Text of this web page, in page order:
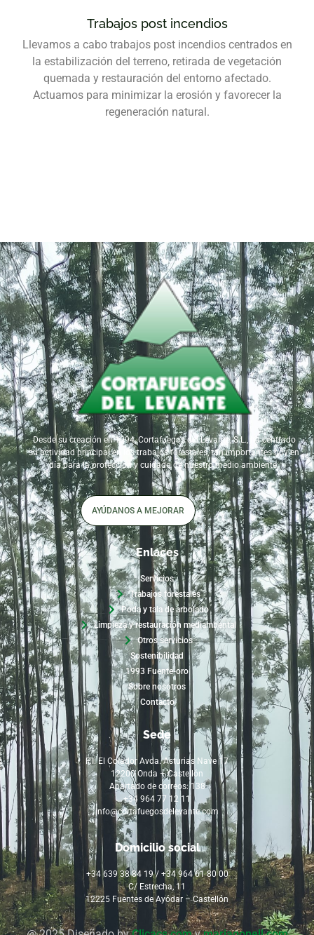
Trabajos post incendios
Llevamos a cabo trabajos post incendios centrados en
la estabilización del terreno, retirada de vegetación
quemada y restauración del entorno afectado.
Actuamos para minimizar la erosión y favorecer la
regeneración natural.
Desde su creación en 1994, Cortafuegos del Levante, S.L., ha centrado
su actividad principal en los trabajos forestales, tan importantes hoy en
día para la protección y cuidado de nuestro medio ambiente.
AYÚDANOS A MEJORAR
Enlaces
Servicios
Trabajos forestales
Poda y tala de arbolado
Limpieza y restauración mediambental
Otros servicios
Sostenibilidad
1993 Fuente-oro
Sobre nosotros
Contacto
Sede
P.I. El Colador Avda. Asturias Nave 17
12200 Onda – Castellón
Apartado de correos: 138
+34 964 77 12 11
info@cortafuegosdelevante.com
Domicilio social
+34 639 38 84 19 / +34 964 61 80 00
C/ Estrecha, 11
12225 Fuentes de Ayódar – Castellón